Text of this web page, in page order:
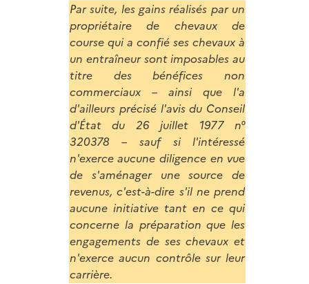
Par suite, les gains réalisés par un
propriétaire de chevaux de
course qui a confié ses chevaux à
un entraîneur sont imposables au
titre des bénéfices non
commerciaux – ainsi que l'a
d'ailleurs précisé l'avis du Conseil
d'État du 26 juillet 1977 n°
320378 – sauf si l'intéressé
n'exerce aucune diligence en vue
de s'aménager une source de
revenus, c'est-à-dire s'il ne prend
aucune initiative tant en ce qui
concerne la préparation que les
engagements de ses chevaux et
n'exerce aucun contrôle sur leur
carrière.